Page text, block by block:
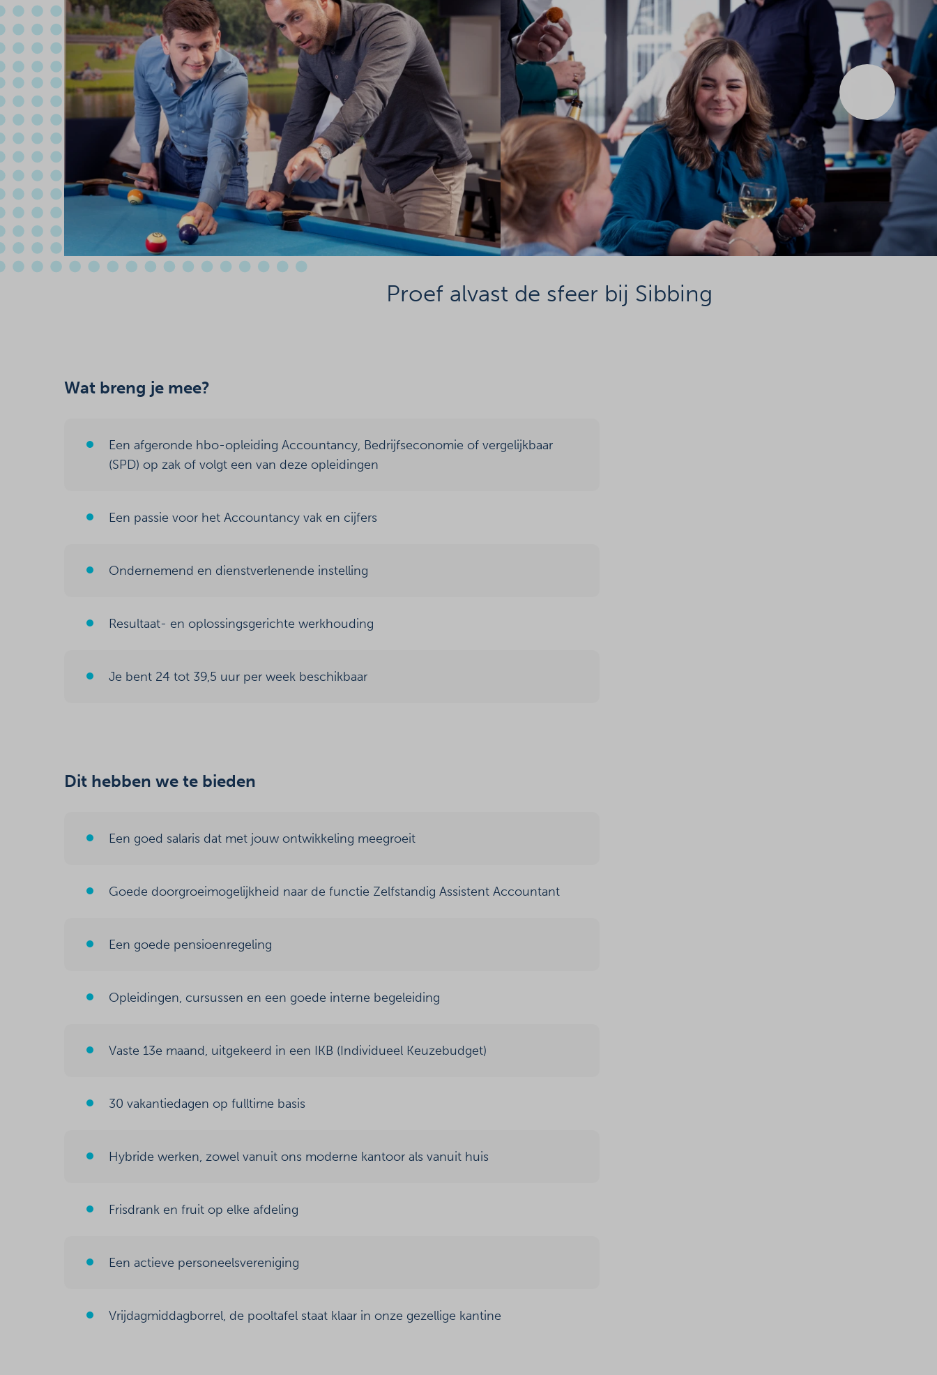
Proef alvast de sfeer bij Sibbing
Wat breng je mee?
Een afgeronde hbo-opleiding Accountancy, Bedrijfseconomie of vergelijkbaar
(SPD) op zak of volgt een van deze opleidingen
Een passie voor het Accountancy vak en cijfers
Ondernemend en dienstverlenende instelling
Resultaat- en oplossingsgerichte werkhouding
Je bent 24 tot 39,5 uur per week beschikbaar
Dit hebben we te bieden
Een goed salaris dat met jouw ontwikkeling meegroeit
Goede doorgroeimogelijkheid naar de functie Zelfstandig Assistent Accountant
Een goede pensioenregeling
Opleidingen, cursussen en een goede interne begeleiding
Vaste 13e maand, uitgekeerd in een IKB (Individueel Keuzebudget)
30 vakantiedagen op fulltime basis
Hybride werken, zowel vanuit ons moderne kantoor als vanuit huis
Frisdrank en fruit op elke afdeling
Een actieve personeelsvereniging
Vrijdagmiddagborrel, de pooltafel staat klaar in onze gezellige kantine